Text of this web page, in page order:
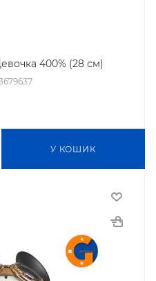
400% (28 см)
У КОШИК